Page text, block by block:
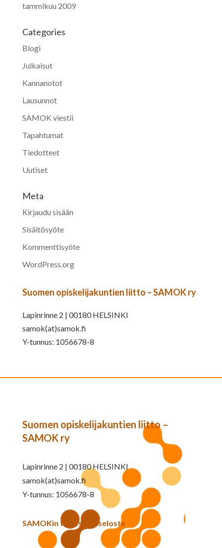
tammikuu 2009
Categories
Blogi
Julkaisut
Kannanotot
Lausunnot
SAMOK viestii
Tapahtumat
Tiedotteet
Uutiset
Meta
Kirjaudu sisään
Sisältösyöte
Kommenttisyöte
WordPress.org
Suomen opiskelijakuntien liitto – SAMOK ry
Lapinrinne 2 | 00180 HELSINKI
samok(at)samok.fi
Y-tunnus: 1056678-8
Suomen opiskelijakuntien liitto –
SAMOK ry
Lapinrinne 2 | 00180 HELSINKI
samok(at)samok.fi
Y-tunnus: 1056678-8
SAMOKin tietosuojaseloste